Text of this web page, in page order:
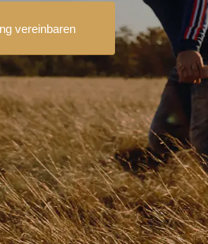
vereinbaren